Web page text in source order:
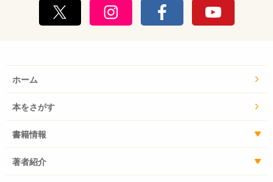
ホーム
本をさがす
書籍情報
著者紹介